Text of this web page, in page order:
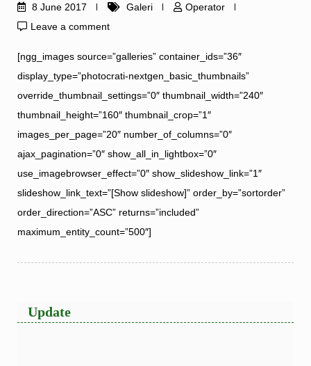
8 June 2017 Galeri
Operator
Leave a comment
[ngg_images source=”galleries” container_ids=”36″
display_type=”photocrati-nextgen_basic_thumbnails”
override_thumbnail_settings=”0″ thumbnail_width=”240″
thumbnail_height=”160″ thumbnail_crop=”1″
images_per_page=”20″ number_of_columns=”0″
ajax_pagination=”0″ show_all_in_lightbox=”0″
use_imagebrowser_effect=”0″ show_slideshow_link=”1″
slideshow_link_text=”[Show slideshow]” order_by=”sortorder”
order_direction=”ASC” returns=”included”
maximum_entity_count=”500″]
Update